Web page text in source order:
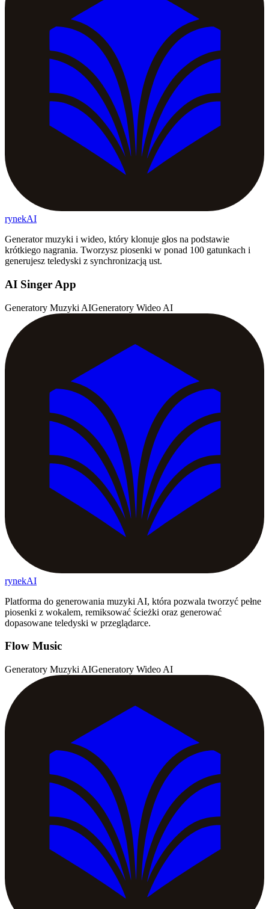
rynekAI
Generator muzyki i wideo, który klonuje głos na podstawie
krótkiego nagrania. Tworzysz piosenki w ponad 100 gatunkach i
generujesz teledyski z synchronizacją ust.
AI Singer App
Generatory Muzyki AIGeneratory Wideo AI
rynekAI
Platforma do generowania muzyki AI, która pozwala tworzyć pełne
piosenki z wokalem, remiksować ścieżki oraz generować
dopasowane teledyski w przeglądarce.
Flow Music
Generatory Muzyki AIGeneratory Wideo AI